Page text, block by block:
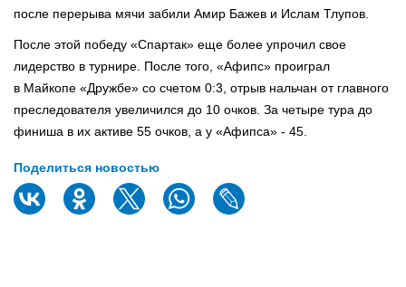
после перерыва мячи забили Амир Бажев и Ислам Тлупов.
После этой победу «Спартак» еще более упрочил свое
лидерство в турнире. После того, «Афипс» проиграл
в Майкопе «Дружбе» со счетом 0:3, отрыв нальчан от главного
преследователя увеличился до 10 очков. За четыре тура до
финиша в их активе 55 очков, а у «Афипса» - 45.
Поделиться новостью